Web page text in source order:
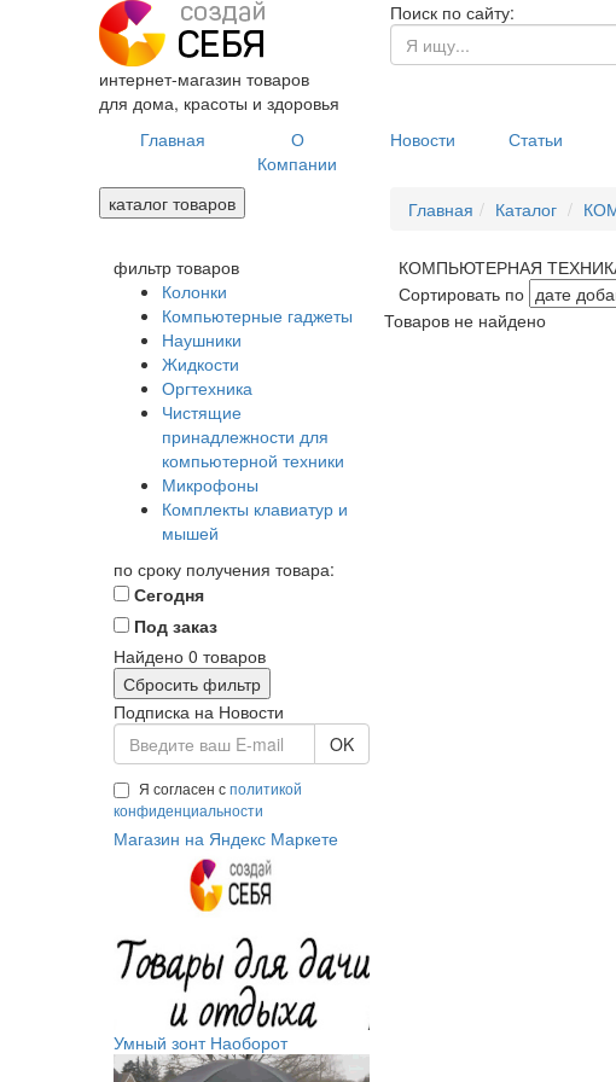
интернет-магазин товаров
для дома, красоты и здоровья
Поиск по сайту:
Главная
О
Компании
Новости Статьи
каталог товаров Главная Каталог
фильтр товаров
Колонки
Компьютерные гаджеты
Наушники
Жидкости
Оргтехника
Чистящие
принадлежности для
компьютерной техники
Микрофоны
Комплекты клавиатур и
мышей
по сроку получения товара:
Сегодня
Под заказ
Найдено 0 товаров
Сбросить фильтр
Подписка на Новости
OK
Я согласен сполитикой
конфиденциальности
Магазин на Яндекс Маркете
Умный зонт Наоборот
КОМПЬЮТЕРНАЯ
Сортировать по
Товаров не найдено